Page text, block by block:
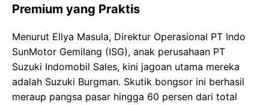
Premium yang Praktis
Menurut Ellya Masula, Direktur Operasional PT Indo
SunMotor Gemilang (ISG), anak perusahaan PT
Suzuki Indomobil Sales, kini jagoan utama mereka
adalah Suzuki Burgman. Skutik bongsor ini berhasil
meraup pangsa pasar hingga 60 persen dari total